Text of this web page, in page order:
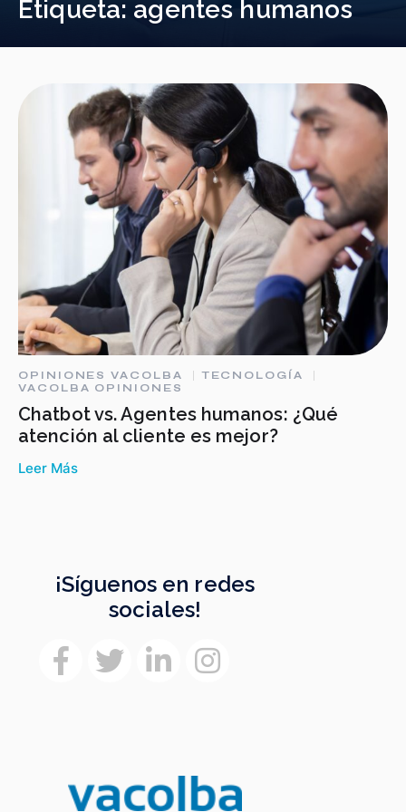
Etiqueta: agentes humanos
OPINIONES VACOLBA
TECNOLOGÍA
VACOLBA OPINIONES
Chatbot vs. Agentes humanos: ¿Qué
atención al cliente es mejor?
Leer Más
¡Síguenos en redes
sociales!